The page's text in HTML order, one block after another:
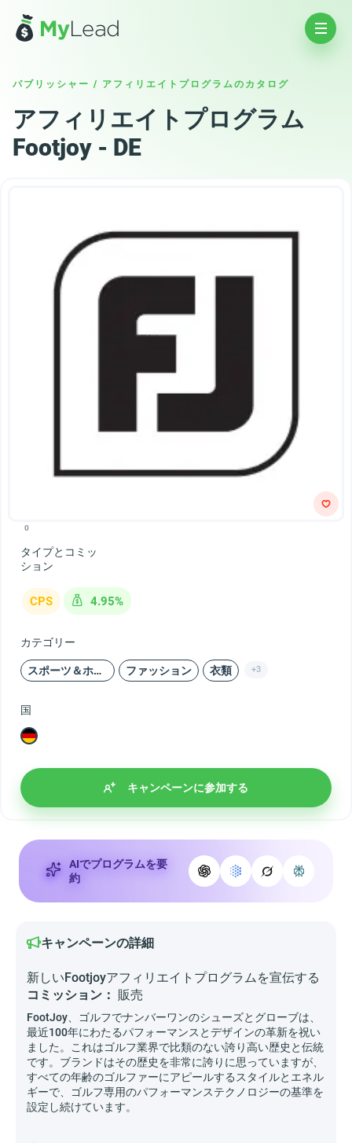
パブリッシャー / アフィリエイトプログラムのカタログ
アフィリエイトプログラム
Footjoy - DE
0
タイプとコミッ
ション
CPS 4.95%
カテゴリー
スポーツ＆ホビー ファッション 衣類 +3
国
キャンペーンに参加する
AIでプログラムを要
約
キャンペーンの詳細
新しいFootjoyアフィリエイトプログラムを宣伝する
コミッション： 販売
FootJoy、ゴルフでナンバーワンのシューズとグローブは、
最近100年にわたるパフォーマンスとデザインの革新を祝い
ました。これはゴルフ業界で比類のない誇り高い歴史と伝統
です。ブランドはその歴史を非常に誇りに思っていますが、
すべての年齢のゴルファーにアピールするスタイルとエネル
ギーで、ゴルフ専用のパフォーマンステクノロジーの基準を
設定し続けています。